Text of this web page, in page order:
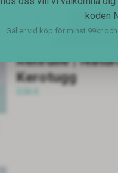
Renrulle |
Kerotugg
koden
Gäller vid köp för minst 99kr